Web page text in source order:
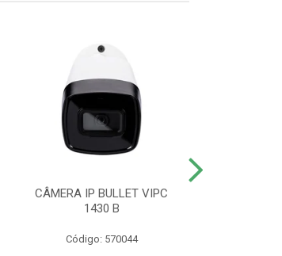
CÂMERA IP BULLET VIPC
1430 B
Código: 570044